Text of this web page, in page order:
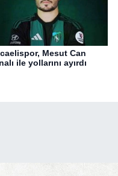
Mesut Can
ile yollarını ayırdı